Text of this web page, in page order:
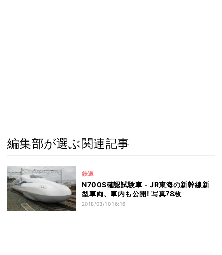
編集部が選ぶ関連記事
鉄道
N700S確認試験車 - JR東海の新幹線新
型車両、車内も公開! 写真78枚
2018/03/10 16:16